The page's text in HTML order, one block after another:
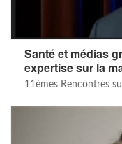
Santé et médias
expertise sur la
11èmes Rencontres